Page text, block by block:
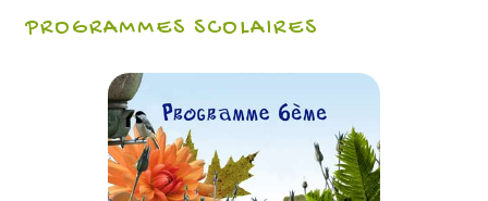
PROGRAMMES SCOLAIRES